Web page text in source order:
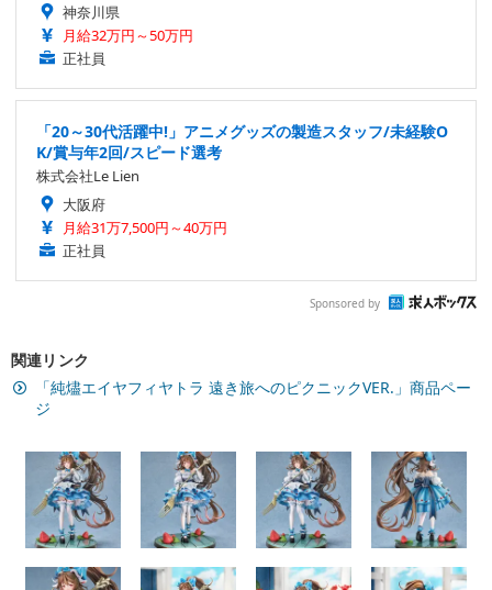
神奈川県
月給32万円～50万円
正社員
「20～30代活躍中!」アニメグッズの製造スタッフ/未経験O
K/賞与年2回/スピード選考
株式会社Le Lien
大阪府
月給31万7,500円～40万円
正社員
Sponsored by
関連リンク
「純燼エイヤフィヤトラ 遠き旅へのピクニックVER.」商品ペー
ジ